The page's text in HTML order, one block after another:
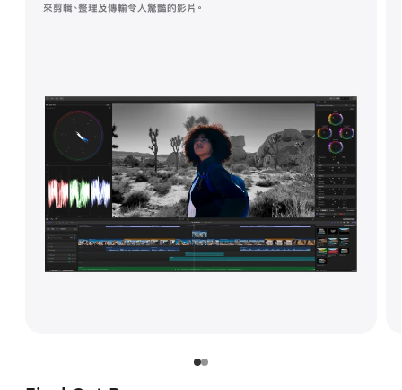
來剪輯、整理及傳輸令人驚豔的影片。